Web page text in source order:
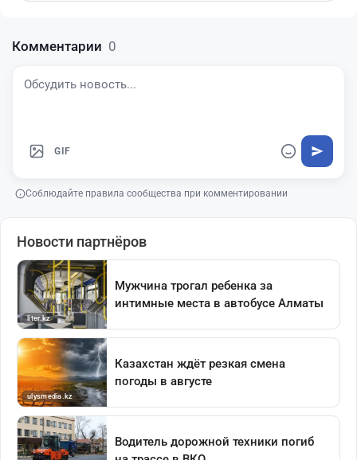
Комментарии 0
GIF
Соблюдайте правила сообщества при комментировании